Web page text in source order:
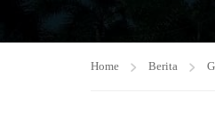
Home Berita